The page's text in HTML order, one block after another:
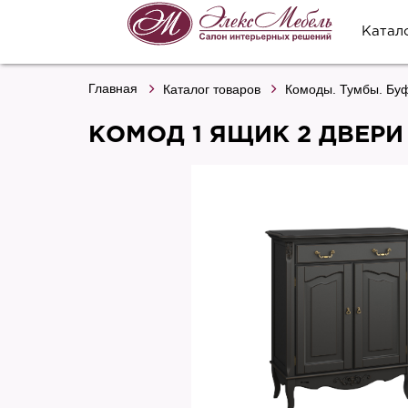
Главная Каталог товаров Комоды. Тумбы.
КОМОД 1 ЯЩИК 2